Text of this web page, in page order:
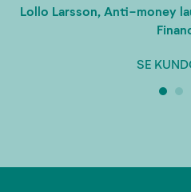
Lollo Larsson, Anti-money
SE